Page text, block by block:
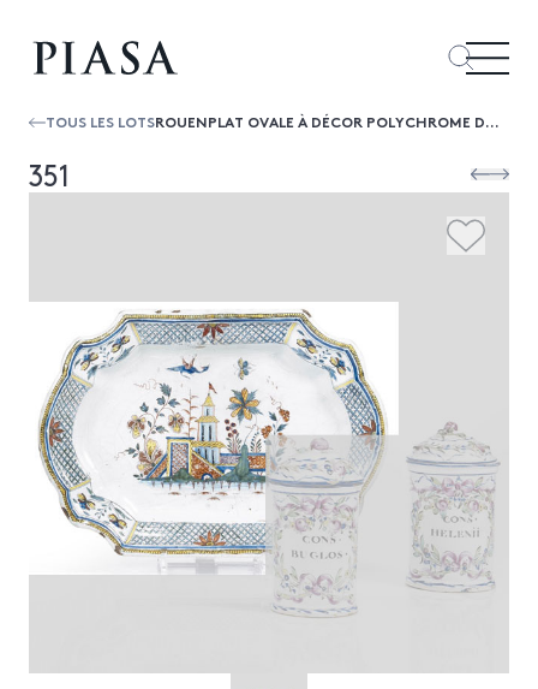
TOUS LES LOTS ROUENPLAT OVALE À DÉCOR POLYCHROME DE PAGODES SUR TERRASSE.XVIIIE SIÈCLEL.34 CM(ÉCLATS)
351